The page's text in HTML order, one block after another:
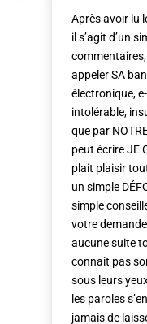
Après avoir lu
il s’agit d’un
appeler SA
électronique,
intolérable,
que par
peut écrire JE
plait plaisir
un simple
simple
votre
aucune suite
connait pas
sous leurs
les paroles
jamais de